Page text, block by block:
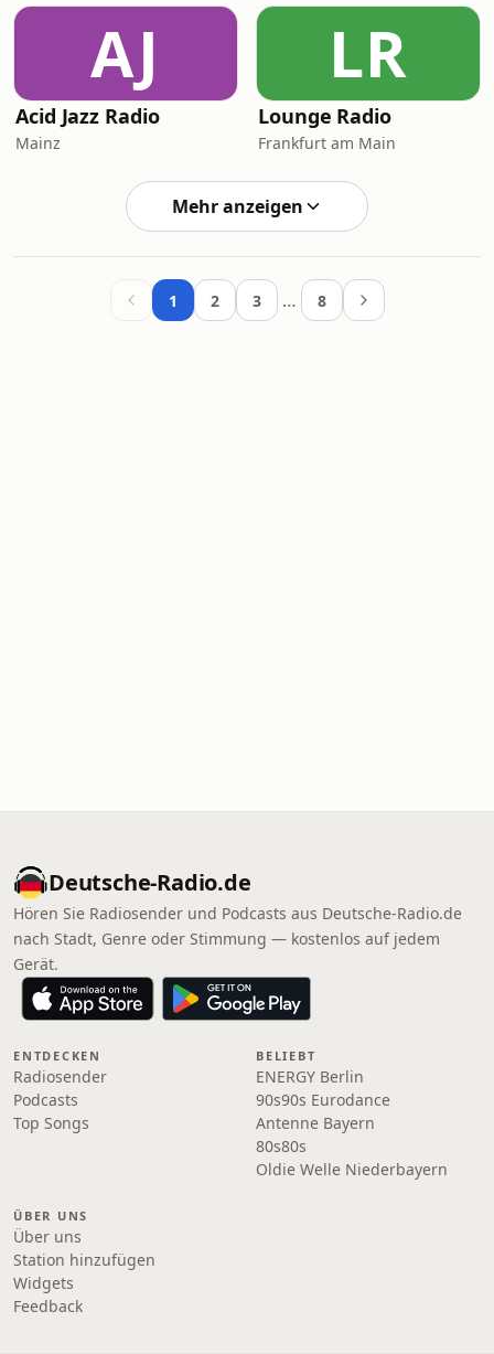
AJ
Acid Jazz Radio
Mainz
LR
Lounge Radio
Frankfurt am Main
Mehr anzeigen
1 2 3 … 8
Deutsche-Radio.de
Hören Sie Radiosender und Podcasts aus Deutsche-Radio.de
nach Stadt, Genre oder Stimmung — kostenlos auf jedem
Gerät.
ENTDECKEN
Radiosender
Podcasts
Top Songs
BELIEBT
ENERGY Berlin
90s90s Eurodance
Antenne Bayern
80s80s
Oldie Welle Niederbayern
ÜBER UNS
Über uns
Station hinzufügen
Widgets
Feedback